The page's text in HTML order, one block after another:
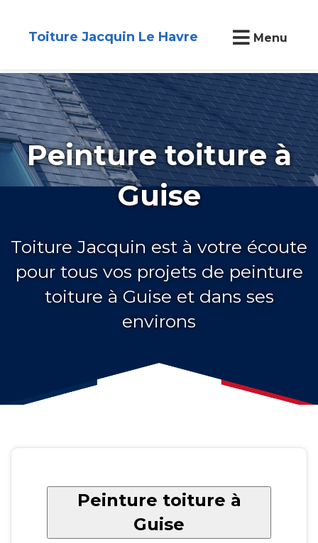
Toiture Jacquin Le Havre Menu
Peinture toiture à
Guise
Toiture Jacquin est à votre écoute
pour tous vos projets de peinture
toiture à Guise et dans ses
environs
Peinture toiture à
Guise